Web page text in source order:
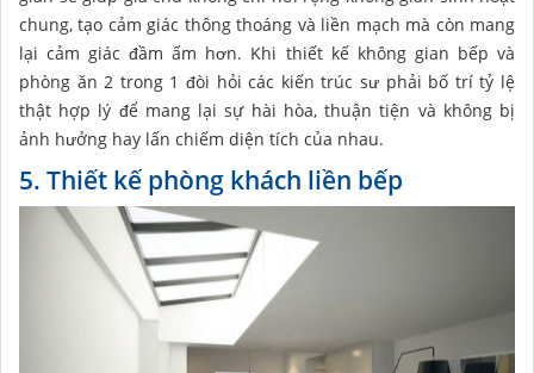
chung, tạo cảm giác thông thoáng và liền mạch mà còn mang
lại cảm giác đầm ấm hơn. Khi thiết kế không gian bếp và
phòng ăn 2 trong 1 đòi hỏi các kiến trúc sư phải bố trí tỷ lệ
thật hợp lý để mang lại sự hài hòa, thuận tiện và không bị
ảnh hưởng hay lấn chiếm diện tích của nhau.
5. Thiết kế phòng khách liền bếp